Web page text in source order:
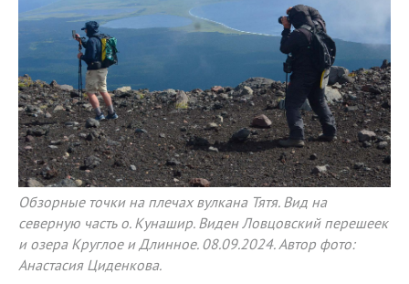
Обзорные точки на плечах вулкана Тятя. Вид на
северную часть о. Кунашир. Виден Ловцовский перешеек
и озера Круглое и Длинное. 08.09.2024. Автор фото:
Анастасия Циденкова.